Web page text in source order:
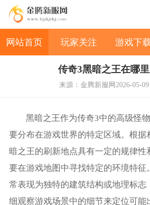
网站首页 玩家关注 游戏下
传奇3黑暗之王在哪
来源：金腾新服网2026-05-
黑暗之王作为传奇3中的高级怪
要分布在游戏世界的特定区域。根据
暗之王的刷新地点具有一定的规律性
要在游戏地图中寻找特定的环境特征
常表现为独特的建筑结构或地理标志
细观察游戏场景中的细节来定位可能